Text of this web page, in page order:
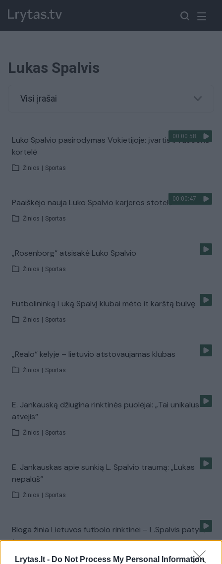
Lrytas.lt - Do Not Process My Personal Information
Lukas Spalvis
Visi įrašai
00:00:58
Luko Spalvio pasirodymas Vokietijoje: įvartis ir raudona
kortelė
Žinios Sportas
00:00:47
Paaiškėjo nauja Luko Spalvio karjeros stotelė
Žinios Sportas
„Rosenborg“ atsisakė Luko Spalvio
Žinios Sportas
Futbolininką Luką Spalvį klubai mėto it karštą bulvę
Žinios Sportas
„Realo“ kelyje – lietuvio atstovaujamas klubas
Žinios Sportas
E. Jankauską džiugina rinktinės puolėjai: „Tai unikalus
atvejis“
Žinios Sportas
E. Jankauskas apie sunkią L. Spalvio traumą: „Lukas
nepalūš“
Žinios Sportas
Bloga žinia Lietuvos futbolo rinktinei – L.Spalvis patyrė
traumą
Žinios | Sportas